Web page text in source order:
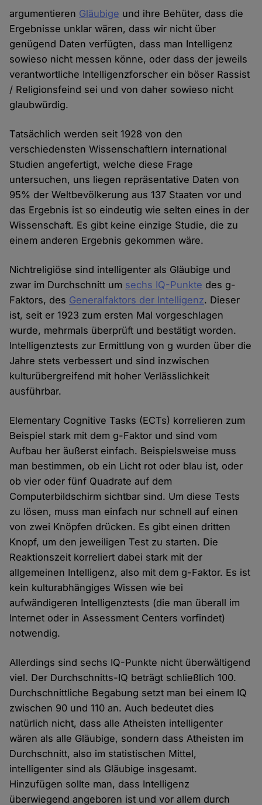
argumentieren Gläubige und ihre Behüter, dass die
Ergebnisse unklar wären, dass wir nicht über
genügend Daten verfügten, dass man Intelligenz
sowieso nicht messen könne, oder dass der jeweils
verantwortliche Intelligenzforscher ein böser Rassist
/ Religionsfeind sei und von daher sowieso nicht
glaubwürdig.
Tatsächlich werden seit 1928 von den
verschiedensten Wissenschaftlern international
Studien angefertigt, welche diese Frage
untersuchen, uns liegen repräsentative Daten von
95% der Weltbevölkerung aus 137 Staaten vor und
das Ergebnis ist so eindeutig wie selten eines in der
Wissenschaft. Es gibt keine einzige Studie, die zu
einem anderen Ergebnis gekommen wäre.
Nichtreligiöse sind intelligenter als Gläubige und
zwar im Durchschnitt um sechs IQ-Punkte des g-
Faktors, des Generalfaktors der Intelligenz. Dieser
ist, seit er 1923 zum ersten Mal vorgeschlagen
wurde, mehrmals überprüft und bestätigt worden.
Intelligenztests zur Ermittlung von g wurden über die
Jahre stets verbessert und sind inzwischen
kulturübergreifend mit hoher Verlässlichkeit
ausführbar.
Elementary Cognitive Tasks (ECTs) korrelieren zum
Beispiel stark mit dem g-Faktor und sind vom
Aufbau her äußerst einfach. Beispielsweise muss
man bestimmen, ob ein Licht rot oder blau ist, oder
ob vier oder fünf Quadrate auf dem
Computerbildschirm sichtbar sind. Um diese Tests
zu lösen, muss man einfach nur schnell auf einen
von zwei Knöpfen drücken. Es gibt einen dritten
Knopf, um den jeweiligen Test zu starten. Die
Reaktionszeit korreliert dabei stark mit der
allgemeinen Intelligenz, also mit dem g-Faktor. Es ist
kein kulturabhängiges Wissen wie bei
aufwändigeren Intelligenztests (die man überall im
Internet oder in Assessment Centers vorfindet)
notwendig.
Allerdings sind sechs IQ-Punkte nicht überwältigend
viel. Der Durchschnitts-IQ beträgt schließlich 100.
Durchschnittliche Begabung setzt man bei einem IQ
zwischen 90 und 110 an. Auch bedeutet dies
natürlich nicht, dass alle Atheisten intelligenter
wären als alle Gläubige, sondern dass Atheisten im
Durchschnitt, also im statistischen Mittel,
intelligenter sind als Gläubige insgesamt.
Hinzufügen sollte man, dass Intelligenz
überwiegend angeboren ist und vor allem durch